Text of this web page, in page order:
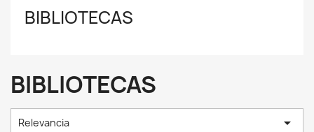
BIBLIOTECAS
BIBLIOTECAS
Relevancia 